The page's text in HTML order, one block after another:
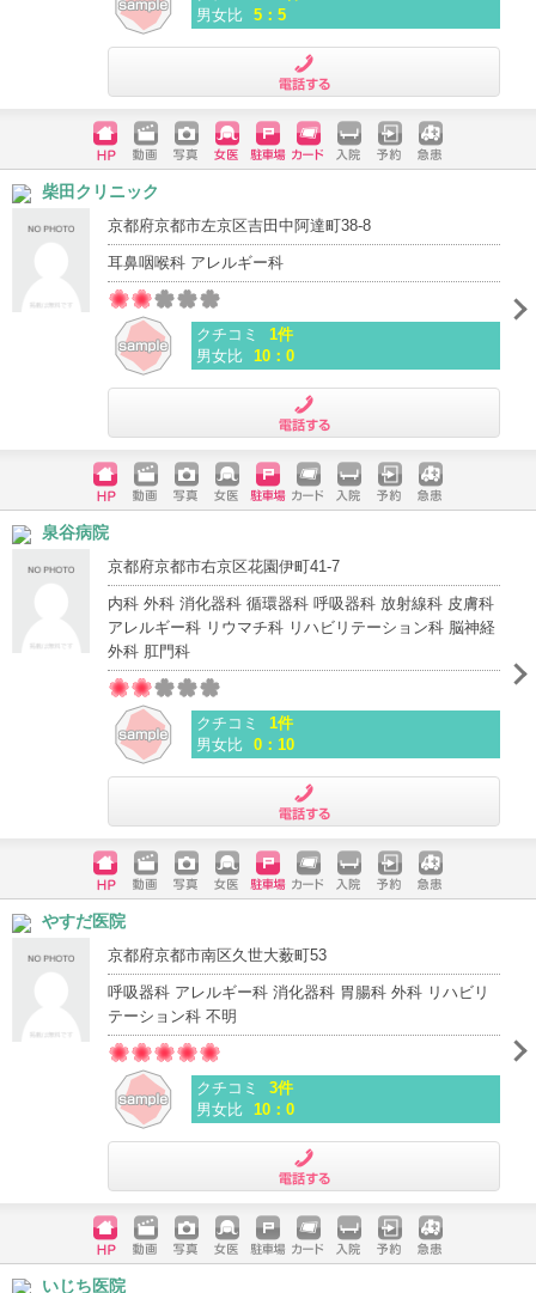
男女比 5：5
ホームペ
ージ
動画 写真 女医 駐車場
クレジッ
入院 予約 急患
柴田クリニック
京都府京都市左京区吉田中阿達町38-8
耳鼻咽喉科 アレルギー科
クチコミ
1件
男女比
10：0
ホームペ
ージ
動画 写真 女医 駐車場
クレジッ
入院 予約 急患
泉谷病院
京都府京都市右京区花園伊町41-7
内科 外科 消化器科 循環器科 呼吸器科 放射線科 皮膚科
アレルギー科 リウマチ科 リハビリテーション科 脳神経
外科 肛門科
クチコミ
1件
男女比 0：10
ホームペ
ージ
動画 写真 女医 駐車場
クレジッ
入院 予約 急患
やすだ医院
京都府京都市南区久世大薮町53
呼吸器科 アレルギー科 消化器科 胃腸科 外科 リハビリ
テーション科 不明
クチコミ
3件
男女比 10：0
ホームペ
ージ
動画 写真 女医 駐車場
クレジッ
入院 予約 急患
いじち医院